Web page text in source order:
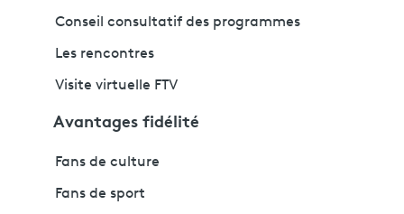
Conseil consultatif des programmes
Les rencontres
Visite virtuelle FTV
Avantages fidélité
Fans de culture
Fans de sport